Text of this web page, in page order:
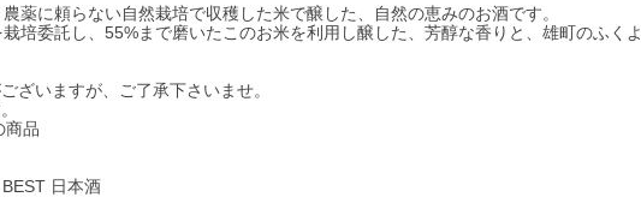
薬に頼らない自然栽培で収穫した米で醸した、自然の恵みのお酒です。
培委託し、55%まで磨いたこのお米を利用し醸した、芳醇な香りと、雄町のふくよ
ざいますが、ご了承下さいませ。
商品
日本酒